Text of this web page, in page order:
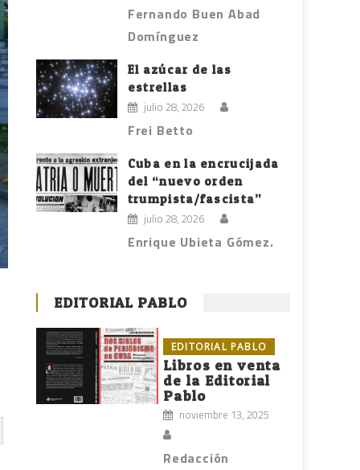
Fernando Buen Abad
Domínguez
El azúcar de las
estrellas
julio 28, 2026
Frei Betto
Cuba en la encrucijada
del “nuevo orden
trumpista/fascista”
julio 28, 2026
Enrique Ubieta Gómez.
EDITORIAL PABLO
EDITORIAL PABLO
Libros en venta
de la Editorial
Pablo
noviembre 13, 2025
Redacción